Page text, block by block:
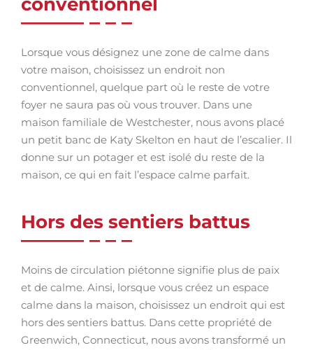
Lorsque vous désignez une zone de calme dans
votre maison, choisissez un endroit non
conventionnel, quelque part où le reste de votre
foyer ne saura pas où vous trouver. Dans une
maison familiale de Westchester, nous avons placé
un petit banc de Katy Skelton en haut de l’escalier. Il
donne sur un potager et est isolé du reste de la
maison, ce qui en fait l’espace calme parfait.
Hors des sentiers battus
Moins de circulation piétonne signifie plus de paix
et de calme. Ainsi, lorsque vous créez un espace
calme dans la maison, choisissez un endroit qui est
hors des sentiers battus. Dans cette propriété de
Greenwich, Connecticut, nous avons transformé un